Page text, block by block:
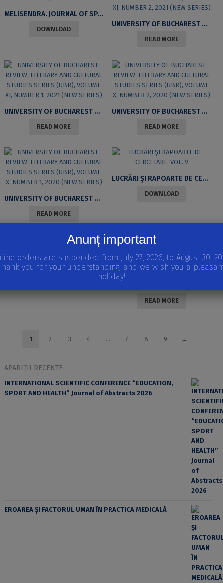
MELISENDRA. JOURNAL OF SPANISH EARLY MODERNITY STUDIES, NO. 3/2021
DOWNLOAD
UNIVERSITY OF BUCHAREST REVIEW. LITERARY AND CULTURAL STUDIES SERIES (UBR), VOLUME XI, NUMBER 2, 2021 (NEW SERIES)
READ MORE
UNIVERSITY OF BUCHAREST REVIEW. LITERARY AND CULTURAL STUDIES SERIES (UBR), VOLUME XI, NUMBER 1, 2021 (NEW SERIES)
READ MORE
UNIVERSITY OF BUCHAREST REVIEW. LITERARY AND CULTURAL STUDIES SERIES (UBR), VOLUME X, NUMBER 2, 2020 (NEW SERIES)
READ MORE
UNIVERSITY OF BUCHAREST REVIEW. LITERARY AND CULTURAL STUDIES SERIES (UBR), VOLUME X, NUMBER 1, 2020 (NEW SERIES)
READ MORE
LUCRĂRI ŞI RAPOARTE DE CERCETARE, VOL. V
DOWNLOAD
GEOPATTERNS, VOLUME 6, 2021
DOWNLOAD
READ MORE
1 2 3 4 … 7 8 9 →
APARIȚII RECENTE
INTERNATIONAL SCIENTIFIC CONFERENCE “EDUCATION,
SPORT AND HEALTH” Journal of Abstracts 2026
EROAREA ȘI FACTORUL UMAN ÎN PRACTICA MEDICALĂ
Anunț important
orders are suspended from July 27, 2026, to August 30,
you for your understanding, and we wish you a
holiday!